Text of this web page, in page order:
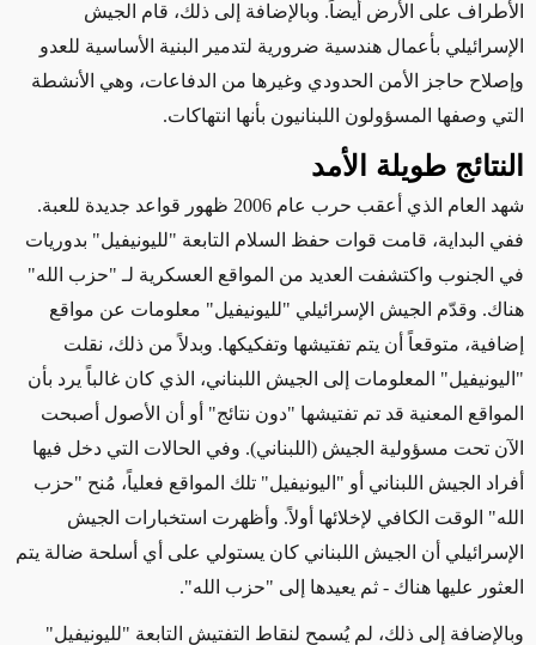
الأطراف على الأرض أيضاً. وبالإضافة إلى ذلك، قام الجيش
الإسرائيلي بأعمال هندسية ضرورية لتدمير البنية الأساسية للعدو
وإصلاح حاجز الأمن الحدودي وغيرها من الدفاعات، وهي الأنشطة
التي وصفها المسؤولون اللبنانيون بأنها انتهاكات.
النتائج طويلة الأمد
شهد العام الذي أعقب حرب عام 2006 ظهور قواعد جديدة للعبة.
ففي البداية، قامت قوات حفظ السلام التابعة "لليونيفيل" بدوريات
في الجنوب واكتشفت العديد من المواقع العسكرية لـ "حزب الله"
هناك. وقدّم الجيش الإسرائيلي "لليونيفيل" معلومات عن مواقع
إضافية، متوقعاً أن يتم تفتيشها وتفكيكها. وبدلاً من ذلك، نقلت
"اليونيفيل" المعلومات إلى الجيش اللبناني، الذي كان غالباً يرد بأن
المواقع المعنية قد تم تفتيشها "دون نتائج" أو أن الأصول أصبحت
الآن تحت مسؤولية الجيش (اللبناني). وفي الحالات التي دخل فيها
أفراد الجيش اللبناني أو "اليونيفيل" تلك المواقع فعلياً، مُنح "حزب
الله" الوقت الكافي لإخلائها أولاً. وأظهرت استخبارات الجيش
الإسرائيلي أن الجيش اللبناني كان يستولي على أي أسلحة ضالة يتم
العثور عليها هناك - ثم يعيدها إلى "حزب الله".
وبالإضافة إلى ذلك، لم يُسمح لنقاط التفتيش التابعة "لليونيفيل"